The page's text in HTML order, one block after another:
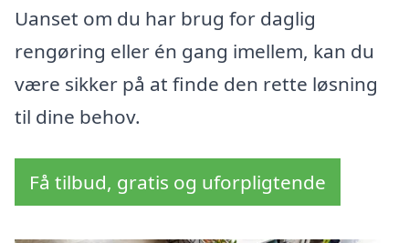
Uanset om du har brug for daglig
rengøring eller én gang imellem, kan du
være sikker på at finde den rette løsning
til dine behov.
Få tilbud, gratis og uforpligtende